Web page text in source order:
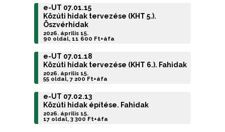
e-UT 07.01.15
Közúti hidak tervezése (KHT 5.).
Öszvérhidak
2026. április 15.
90 oldal, 11 600 Ft+áfa
e-UT 07.01.18
Közúti hidak tervezése (KHT 6.). Fahidak
2026. április 15.
55 oldal, 7 200 Ft+áfa
e-UT 07.02.13
Közúti hidak építése. Fahidak
2026. április 15.
17 oldal, 3 300 Ft+áfa